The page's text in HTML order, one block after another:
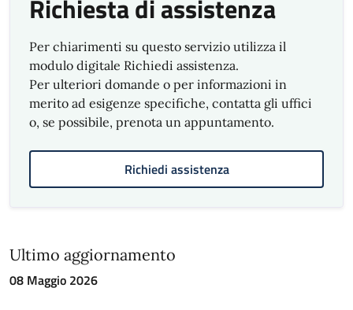
Risultati qualità servizi Municipio II Centro
Risultati qualità servizi Municipio III Bassa Val
Bisagno 2025
Risultati qualità servizi Municipio IV Media
Val Bisagno 2025
Risultati qualità servizi Municipio V
Valpolcevera 2025
Risultati qualità servizi Municipio VI Medio
Risultati qualità servizi Municipio VII
Ponente 2025
Richiesta di assistenza
Per chiarimenti su questo servizio utilizza il
modulo digitale Richiedi assistenza.
Per ulteriori domande o per informazioni in
merito ad esigenze specifiche, contatta gli uffici
o, se possibile, prenota un appuntamento.
Richiedi assistenza
Ultimo aggiornamento
08 Maggio 2026